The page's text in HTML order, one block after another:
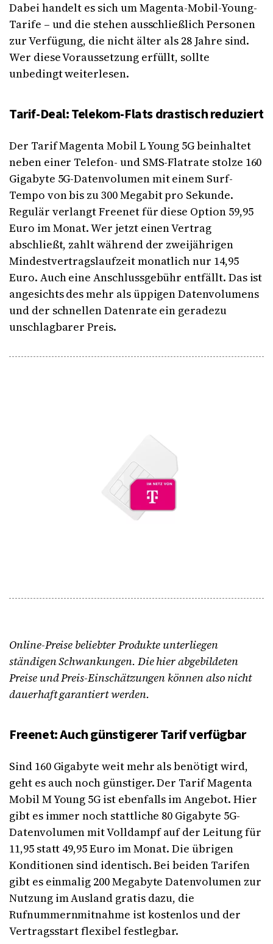
Dabei handelt es sich um Magenta-Mobil-Young-
Tarife – und die stehen ausschließlich Personen
zur Verfügung, die nicht älter als 28 Jahre sind.
Wer diese Voraussetzung erfüllt, sollte
unbedingt weiterlesen.
Tarif-Deal: Telekom-Flats drastisch reduziert
Der Tarif Magenta Mobil L Young 5G beinhaltet
neben einer Telefon- und SMS-Flatrate stolze 160
Gigabyte 5G-Datenvolumen mit einem Surf-
Tempo von bis zu 300 Megabit pro Sekunde.
Regulär verlangt Freenet für diese Option 59,95
Euro im Monat. Wer jetzt einen Vertrag
abschließt, zahlt während der zweijährigen
Mindestvertragslaufzeit monatlich nur 14,95
Euro. Auch eine Anschlussgebühr entfällt. Das ist
angesichts des mehr als üppigen Datenvolumens
und der schnellen Datenrate ein geradezu
unschlagbarer Preis.
Online-Preise beliebter Produkte unterliegen
ständigen Schwankungen. Die hier abgebildeten
Preise und Preis-Einschätzungen können also nicht
dauerhaft garantiert werden.
Freenet: Auch günstigerer Tarif verfügbar
Sind 160 Gigabyte weit mehr als benötigt wird,
geht es auch noch günstiger. Der Tarif Magenta
Mobil M Young 5G ist ebenfalls im Angebot. Hier
gibt es immer noch stattliche 80 Gigabyte 5G-
Datenvolumen mit Volldampf auf der Leitung für
11,95 statt 49,95 Euro im Monat. Die übrigen
Konditionen sind identisch. Bei beiden Tarifen
gibt es einmalig 200 Megabyte Datenvolumen zur
Nutzung im Ausland gratis dazu, die
Rufnummernmitnahme ist kostenlos und der
Vertragsstart flexibel festlegbar.